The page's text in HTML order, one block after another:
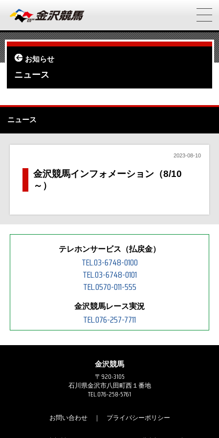
お知らせ
ニュース
ニュース
2023-08-10
金沢競馬インフォメーション（8/10
～）
テレホンサービス（払戻金）
TEL.03-6748-0100
TEL.03-6748-0101
TEL.0570-011-555
金沢競馬レース実況
TEL.076-257-7711
金沢競馬
〒920-3105
石川県金沢市八田町西１番地
TEL.076-258-5761
お問い合わせ｜ プライバシーポリシー